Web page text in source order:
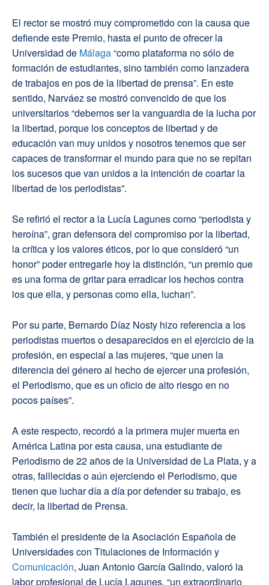
El rector se mostró muy comprometido con la causa que
defiende este Premio, hasta el punto de ofrecer la
Universidad de Málaga“como plataforma no sólo de
formación de estudiantes, sino también como lanzadera
de trabajos en pos de la libertad de prensa”. En este
sentido, Narváez se mostró convencido de que los
universitarios “debemos ser la vanguardia de la lucha por
la libertad, porque los conceptos de libertad y de
educación van muy unidos y nosotros tenemos que ser
capaces de transformar el mundo para que no se repitan
los sucesos que van unidos a la intención de coartar la
libertad de los periodistas”.
Se refirió el rector a la Lucía Lagunes como “periodista y
heroína”, gran defensora del compromiso por la libertad,
la crítica y los valores éticos, por lo que consideró “un
honor” poder entregarle hoy la distinción, “un premio que
es una forma de gritar para erradicar los hechos contra
los que ella, y personas como ella, luchan”.
Por su parte, Bernardo Díaz Nosty hizo referencia a los
periodistas muertos o desaparecidos en el ejercicio de la
profesión, en especial a las mujeres, “que unen la
diferencia del género al hecho de ejercer una profesión,
el Periodismo, que es un oficio de alto riesgo en no
pocos países”.
A este respecto, recordó a la primera mujer muerta en
América Latina por esta causa, una estudiante de
Periodismo de 22 años de la Universidad de La Plata, y a
otras, falllecidas o aún ejerciendo el Periodismo, que
tienen que luchar día a día por defender su trabajo, es
decir, la libertad de Prensa.
También el presidente de la Asociación Española de
Universidades con Titulaciones de Información y
Comunicación, Juan Antonio García Galindo, valoró la
labor profesional de Lucía Lagunes, “un extraordinario